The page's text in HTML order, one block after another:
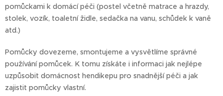
pomůckami k domácí péči (postel včetně matrace a hrazdy,
stolek, vozík, toaletní židle, sedačka na vanu, schůdek k vaně
atd.)
Pomůcky dovezeme, smontujeme a vysvětlíme správné
používání pomůcek. K tomu získáte i informaci jak nejlépe
uzpůsobit domácnost hendikepu pro snadnější péči a jak
zajistit pomůcky vlastní.